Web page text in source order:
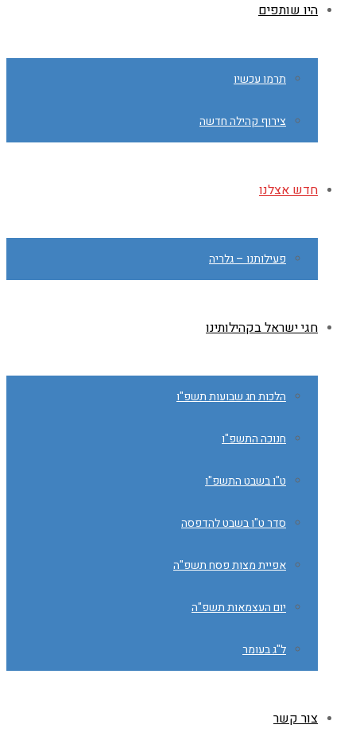
היו שותפים
תרמו עכשיו
צירוף קהילה חדשה
חדש אצלנו
פעילותנו – גלריה
חגי ישראל בקהילותינו
הלכות חג שבועות תשפ"ו
חנוכה התשפ"ו
ט"ו בשבט התשפ"ו
סדר ט"ו בשבט להדפסה
אפיית מצות פסח תשפ"ה
יום העצמאות תשפ"ה
ל"ג בעומר
צור קשר